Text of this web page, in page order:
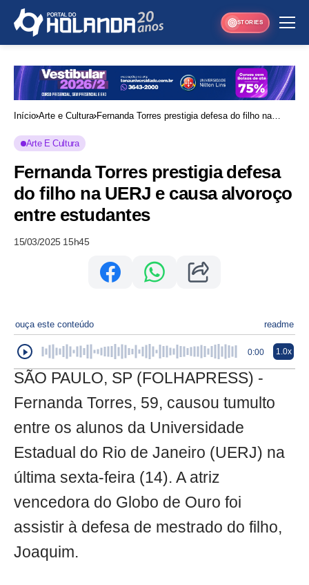
STORIES
Início Arte e Cultura Fernanda Torres prestigia defesa do filho na
Arte E Cultura
Fernanda Torres prestigia defesa
do filho na UERJ e causa alvoroço
entre estudantes
15/03/2025 15h45
ouça este conteúdo readme
0:00 1.0x
SÃO PAULO, SP (FOLHAPRESS) -
Fernanda Torres, 59, causou tumulto
entre os alunos da Universidade
Estadual do Rio de Janeiro (UERJ) na
última sexta-feira (14). A atriz
vencedora do Globo de Ouro foi
assistir à defesa de mestrado do filho,
Joaquim.